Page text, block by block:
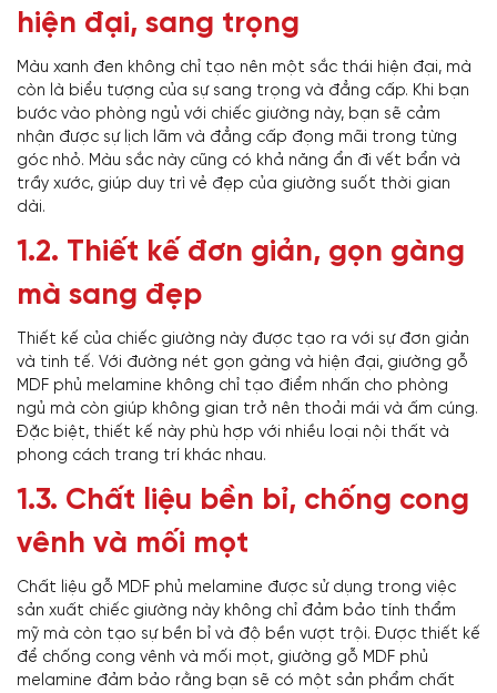
hiện đại, sang trọng
Màu xanh đen không chỉ tạo nên một sắc thái hiện đại, mà
còn là biểu tượng của sự sang trọng và đẳng cấp. Khi bạn
bước vào phòng ngủ với chiếc giường này, bạn sẽ cảm
nhận được sự lịch lãm và đẳng cấp đọng mãi trong từng
góc nhỏ. Màu sắc này cũng có khả năng ẩn đi vết bẩn và
trầy xước, giúp duy trì vẻ đẹp của giường suốt thời gian
dài.
1.2. Thiết kế đơn giản, gọn gàng
mà sang đẹp
Thiết kế của chiếc giường này được tạo ra với sự đơn giản
và tinh tế. Với đường nét gọn gàng và hiện đại, giường gỗ
MDF phủ melamine không chỉ tạo điểm nhấn cho phòng
ngủ mà còn giúp không gian trở nên thoải mái và ấm cúng.
Đặc biệt, thiết kế này phù hợp với nhiều loại nội thất và
phong cách trang trí khác nhau.
1.3. Chất liệu bền bỉ, chống cong
vênh và mối mọt
Chất liệu gỗ MDF phủ melamine được sử dụng trong việc
sản xuất chiếc giường này không chỉ đảm bảo tính thẩm
mỹ mà còn tạo sự bền bỉ và độ bền vượt trội. Được thiết kế
để chống cong vênh và mối mọt, giường gỗ MDF phủ
melamine đảm bảo rằng bạn sẽ có một sản phẩm chất